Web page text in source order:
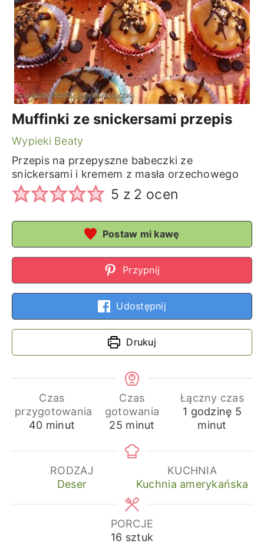
Muffinki ze snickersami przepis
Wypieki Beaty
Przepis na przepyszne babeczki ze
snickersami i kremem z masła orzechowego
5 z 2 ocen
Postaw mi kawę
Przypnij
Udostępnij
Drukuj
Czas
przygotowania
40minuty
minut
Czas
gotowania
25minuty
minut
Łączny czas
1 godzina
godzinę 5
minut
RODZAJ
Deser
KUCHNIA
Kuchnia amerykańska
PORCJE
16 sztuk